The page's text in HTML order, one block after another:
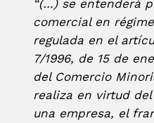
“(…) se entenderá
comercial en
regulada en el
7/1996, de 15 de
del Comercio
realiza en virtud
una empresa, el